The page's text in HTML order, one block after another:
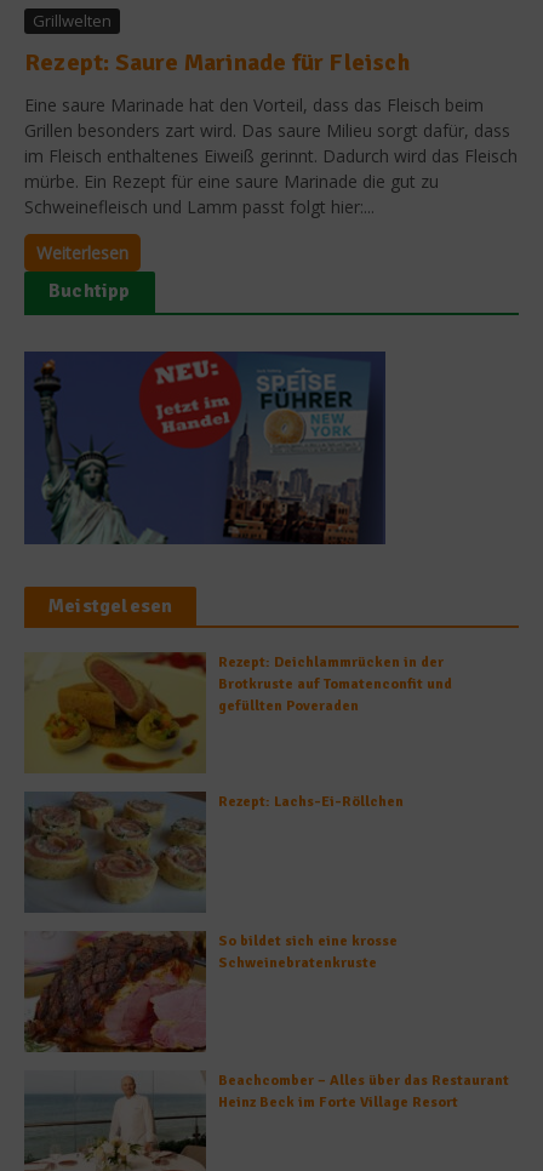
Grillwelten
Rezept: Saure Marinade für Fleisch
Eine saure Marinade hat den Vorteil, dass das Fleisch beim
Grillen besonders zart wird. Das saure Milieu sorgt dafür, dass
im Fleisch enthaltenes Eiweiß gerinnt. Dadurch wird das Fleisch
mürbe. Ein Rezept für eine saure Marinade die gut zu
Schweinefleisch und Lamm passt folgt hier:...
Weiterlesen
Buchtipp
Meistgelesen
Rezept: Deichlammrücken in der
Brotkruste auf Tomatenconfit und
gefüllten Poveraden
Rezept: Lachs-Ei-Röllchen
So bildet sich eine krosse
Schweinebratenkruste
Beachcomber – Alles über das Restaurant
Heinz Beck im Forte Village Resort